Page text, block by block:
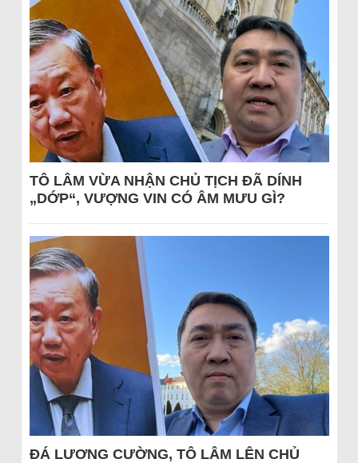
TÔ LÂM VỪA NHẬN CHỦ TỊCH ĐÃ DÍNH
„DỚP“, VƯỢNG VIN CÓ ÂM MƯU GÌ?
ĐÁ LƯƠNG CƯỜNG, TÔ LÂM LÊN CHỦ